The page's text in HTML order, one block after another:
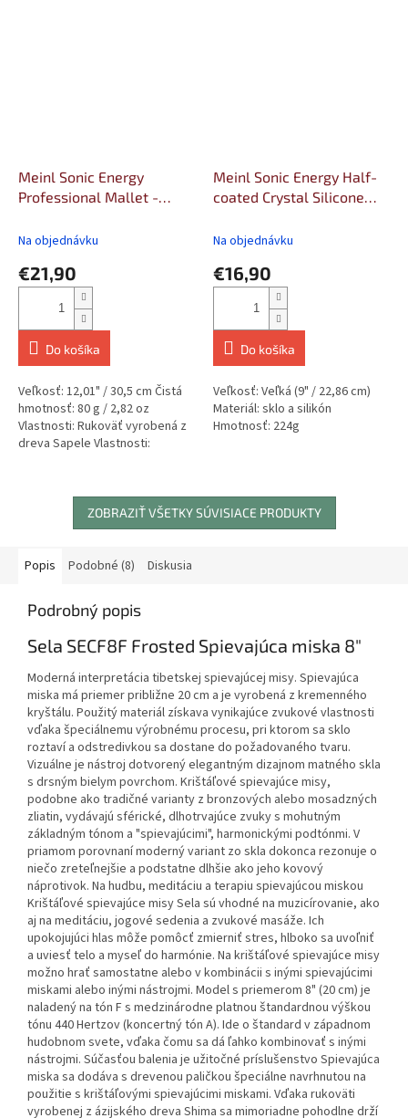
Meinl Sonic Energy
Professional Mallet -
Na objednávku
€21,90
Do košíka
Veľkosť: 12,01" / 30,5 cm Čistá
hmotnosť: 80 g / 2,82 oz
Vlastnosti: Rukoväť vyrobená z
dreva Sapele Vlastnosti:
Meinl Sonic Energy Half-
coated Crystal Silicone
Na objednávku
€16,90
Do košíka
Veľkosť: Veľká (9" / 22,86 cm)
Materiál: sklo a silikón
Hmotnosť: 224g
ZOBRAZIŤ VŠETKY SÚVISIACE PRODUKTY
Popis Podobné (8) Diskusia
Podrobný popis
Sela SECF8F Frosted Spievajúca miska 8"
Moderná interpretácia tibetskej spievajúcej misy. Spievajúca
miska má priemer približne 20 cm a je vyrobená z kremenného
kryštálu. Použitý materiál získava vynikajúce zvukové vlastnosti
vďaka špeciálnemu výrobnému procesu, pri ktorom sa sklo
roztaví a odstredivkou sa dostane do požadovaného tvaru.
Vizuálne je nástroj dotvorený elegantným dizajnom matného skla
s drsným bielym povrchom. Krištáľové spievajúce misy,
podobne ako tradičné varianty z bronzových alebo mosadzných
zliatin, vydávajú sférické, dlhotrvajúce zvuky s mohutným
základným tónom a "spievajúcimi", harmonickými podtónmi. V
priamom porovnaní moderný variant zo skla dokonca rezonuje o
niečo zreteľnejšie a podstatne dlhšie ako jeho kovový
náprotivok. Na hudbu, meditáciu a terapiu spievajúcou miskou
Krištáľové spievajúce misy Sela sú vhodné na muzicírovanie, ako
aj na meditáciu, jogové sedenia a zvukové masáže. Ich
upokojujúci hlas môže pomôcť zmierniť stres, hlboko sa uvoľniť
a uviesť telo a myseľ do harmónie. Na krištáľové spievajúce misy
možno hrať samostatne alebo v kombinácii s inými spievajúcimi
miskami alebo inými nástrojmi. Model s priemerom 8" (20 cm) je
naladený na tón F s medzinárodne platnou štandardnou výškou
tónu 440 Hertzov (koncertný tón A). Ide o štandard v západnom
hudobnom svete, vďaka čomu sa dá ľahko kombinovať s inými
nástrojmi. Súčasťou balenia je užitočné príslušenstvo Spievajúca
miska sa dodáva s drevenou paličkou špeciálne navrhnutou na
použitie s krištáľovými spievajúcimi miskami. Vďaka rukoväti
vyrobenej z ázijského dreva Shima sa mimoriadne pohodlne drží